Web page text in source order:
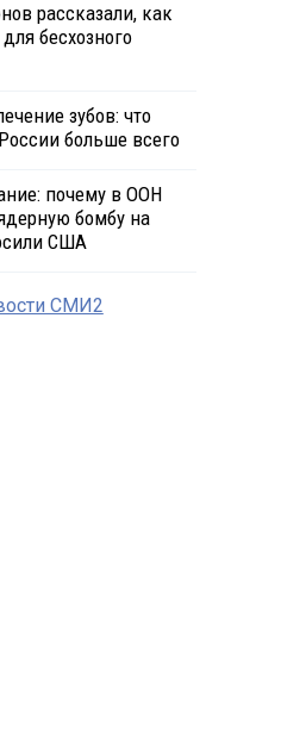
рассказали, как
бесхозного
зубов: что
больше всего
почему в ООН
бомбу на
США
СМИ2